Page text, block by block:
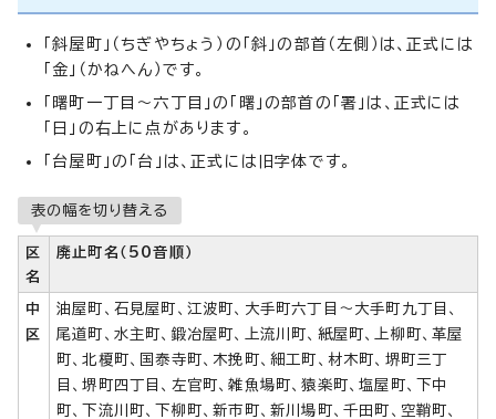
「斜屋町」（ちぎやちょう）の「斜」の部首（左側）は、正式には
「金」（かねへん）です。
「曙町一丁目～六丁目」の「曙」の部首の「署」は、正式には
「日」の右上に点があります。
「台屋町」の「台」は、正式には旧字体です。
表の幅を切り替える
区
名
廃止町名（50音順）
中
区
油屋町、石見屋町、江波町、大手町六丁目～大手町九丁目、
尾道町、水主町、鍛冶屋町、上流川町、紙屋町、上柳町、革屋
町、北榎町、国泰寺町、木挽町、細工町、材木町、堺町三丁
目、堺町四丁目、左官町、雑魚場町、猿楽町、塩屋町、下中
町、下流川町、下柳町、新市町、新川場町、千田町、空鞘町、